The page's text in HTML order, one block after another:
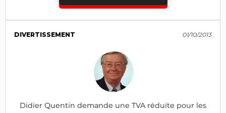
DIVERTISSEMENT 01/10/2013
Didier Quentin demande une TVA réduite pour les